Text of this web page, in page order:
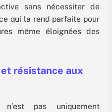
sans nécessiter de
qui la rend parfaite pour
même éloignées des
résistance aux
pas uniquement